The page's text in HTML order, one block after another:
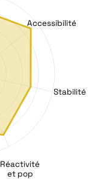
Accessibilité
Stabilité
Réactivité
et pop